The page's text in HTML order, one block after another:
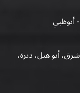
شرق، أبو هيل، ديرة،